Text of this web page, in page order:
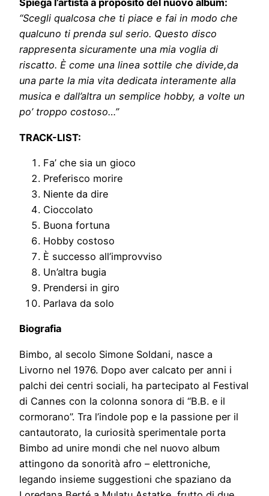
Spiega l’artista a proposito del nuovo album:
“Scegli qualcosa che ti piace e fai in modo che
qualcuno ti prenda sul serio. Questo disco
rappresenta sicuramente una mia voglia di
riscatto. È come una linea sottile che divide,da
una parte la mia vita dedicata interamente alla
musica e dall’altra un semplice hobby, a volte un
po’ troppo costoso…”
TRACK-LIST:
Fa’ che sia un gioco
Preferisco morire
Niente da dire
Cioccolato
Buona fortuna
Hobby costoso
È successo all’improvviso
Un’altra bugia
Prendersi in giro
Parlava da solo
Biografia
Bimbo, al secolo Simone Soldani, nasce a
Livorno nel 1976. Dopo aver calcato per anni i
palchi dei centri sociali, ha partecipato al Festival
di Cannes con la colonna sonora di “B.B. e il
cormorano”. Tra l’indole pop e la passione per il
cantautorato, la curiosità sperimentale porta
Bimbo ad unire mondi che nel nuovo album
attingono da sonorità afro – elettroniche,
legando insieme suggestioni che spaziano da